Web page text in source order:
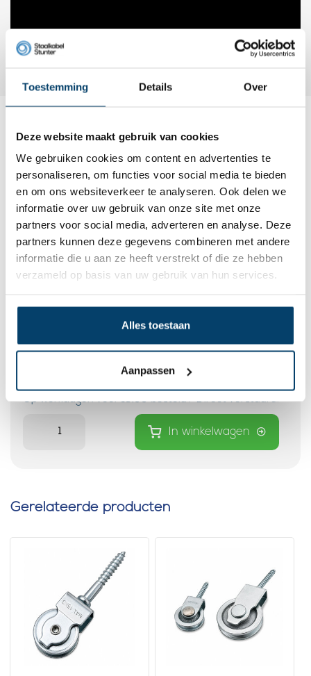
Toestemming Details Over
Deze website maakt gebruik van cookies
We gebruiken cookies om content en advertenties te
personaliseren, om functies voor social media te bieden
en om ons websiteverkeer te analyseren. Ook delen we
informatie over uw gebruik van onze site met onze
partners voor social media, adverteren en analyse. Deze
partners kunnen deze gegevens combineren met andere
informatie die u aan ze heeft verstrekt of die ze hebben
verzameld op basis van uw gebruik van hun services.
Alles toestaan
Aanpassen
Dit wordt ‘m
Schroefkatrol met rvs schijf of
0 klantbeoordelingen
Op werkdagen voor 15:00 besteld? Direct verstuurd!
In winkelwagen
Gerelateerde producten